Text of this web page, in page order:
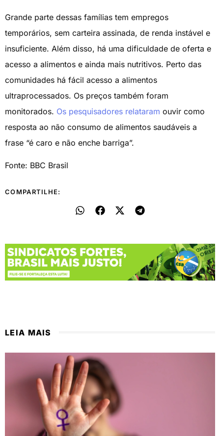
Grande parte dessas famílias tem empregos
temporários, sem carteira assinada, de renda instável e
insuficiente. Além disso, há uma dificuldade de oferta e
acesso a alimentos e ainda mais nutritivos. Perto das
comunidades há fácil acesso a alimentos
ultraprocessados. Os preços também foram
monitorados. Os pesquisadores relataram ouvir como
resposta ao não consumo de alimentos saudáveis a
frase “é caro e não enche barriga”.
Fonte: BBC Brasil
COMPARTILHE:
LEIA MAIS